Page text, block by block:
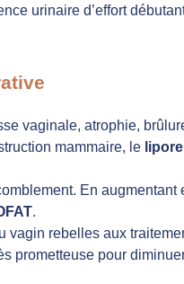
urinaire d’effort
vaginale, atrophie,
mammaire, le
En augmentant
.
vagin rebelles aux
prometteuse pour